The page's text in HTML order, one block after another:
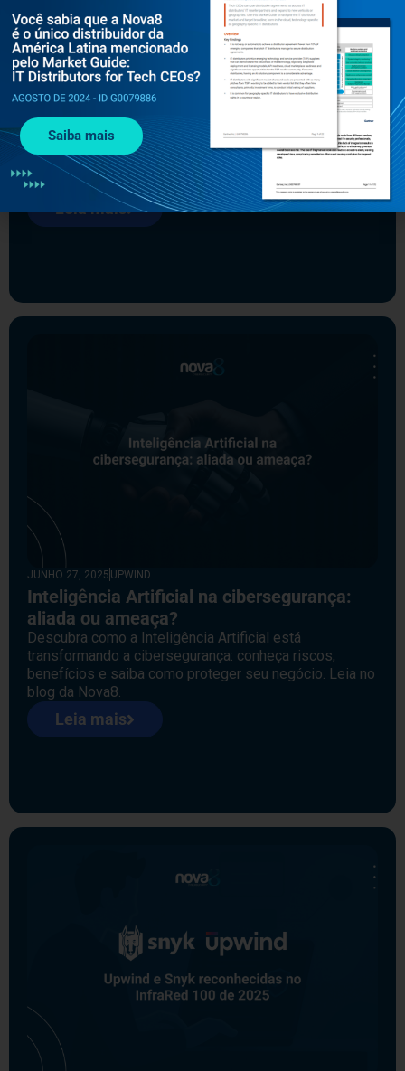
JULHO 7, 2025UPWIND
Nova8 celebra 9 anos construindo o futuro
da cibersegurança
A Nova8 completa 9 anos de história como referência
em cibersegurança e distribuição de soluções líderes.
Confira a mensagem especial do CEO e os marcos
dessa trajetória.
Leia mais
JUNHO 27, 2025 UPWIND
Inteligência Artificial na cibersegurança:
aliada ou ameaça?
Descubra como a Inteligência Artificial está
transformando a cibersegurança: conheça riscos,
benefícios e saiba como proteger seu negócio. Leia no
blog da Nova8.
Leia mais
Saiba mais